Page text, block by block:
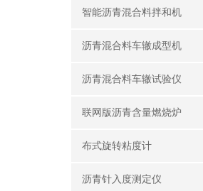
智能沥青混合料拌和机
沥青混合料车辙成型机
沥青混合料车辙试验仪
联网版沥青含量燃烧炉
布式旋转粘度计
沥青针入度测定仪